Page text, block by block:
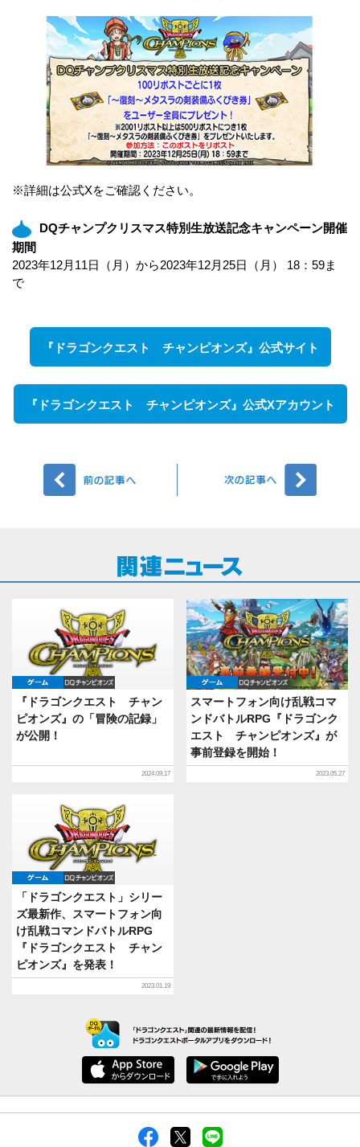
※詳細は公式Xをご確認ください。
DQチャンプクリスマス特別生放送記念キャンペーン開催
期間
2023年12月11日（月）から2023年12月25日（月） 18：59ま
で
『ドラゴンクエスト チャンピオンズ』公式サイト
『ドラゴンクエスト チャンピオンズ』公式Xアカウント
ゲーム DQチャンピオンズ
『ドラゴンクエスト チャン
ピオンズ』の「冒険の記録」
が公開！
2024.09.17
ゲーム DQチャン
スマートフォン向け乱戦コマ
ンドバトルRPG『ドラゴンク
エスト チャンピオンズ』が
事前登録を開始！
2023.05.27
ゲーム
「ドラゴンクエスト」シリー
ズ最新作、スマートフォン向
け乱戦コマンドバトルRPG
『ドラゴンクエスト チャン
ピオンズ』を発表！
2023.01.19